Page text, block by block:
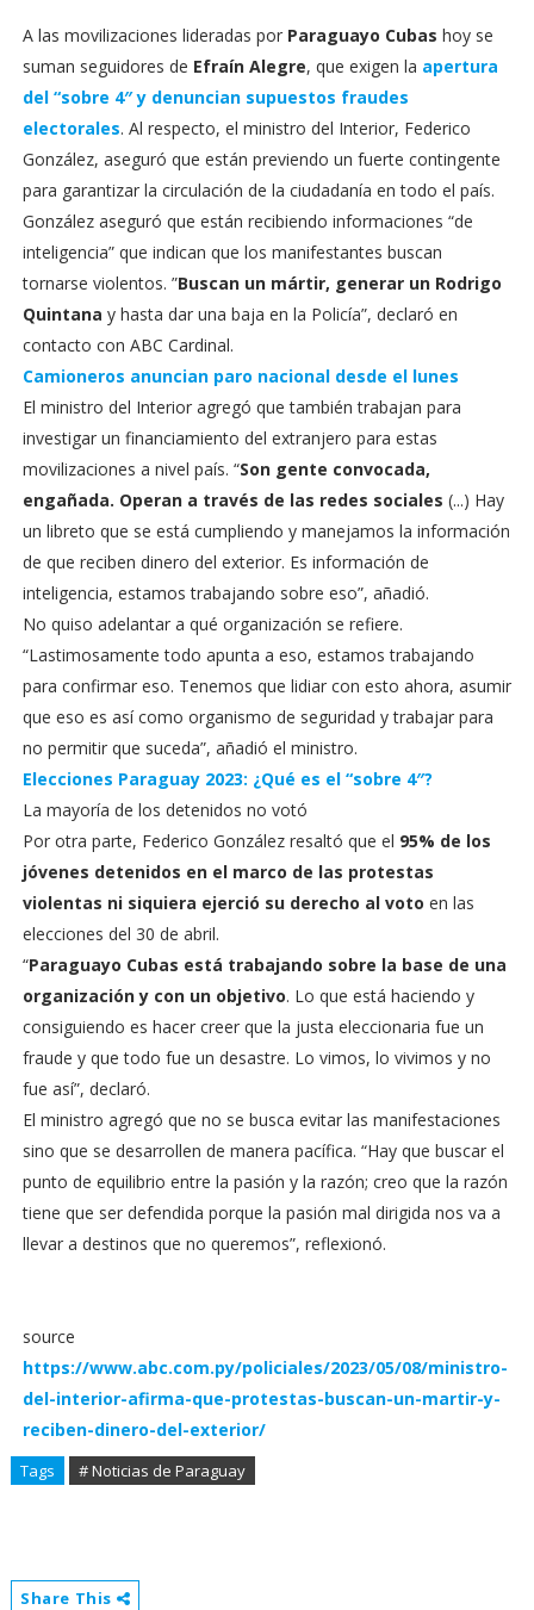
A las movilizaciones lideradas por Paraguayo Cubas hoy se
suman seguidores de Efraín Alegre, que exigen la apertura
del “sobre 4″ y denuncian supuestos fraudes
electorales. Al respecto, el ministro del Interior, Federico
González, aseguró que están previendo un fuerte contingente
para garantizar la circulación de la ciudadanía en todo el país.
González aseguró que están recibiendo informaciones “de
inteligencia” que indican que los manifestantes buscan
tornarse violentos. ”Buscan un mártir, generar un Rodrigo
Quintana y hasta dar una baja en la Policía”, declaró en
contacto con ABC Cardinal.
Camioneros anuncian paro nacional desde el lunes
El ministro del Interior agregó que también trabajan para
investigar un financiamiento del extranjero para estas
movilizaciones a nivel país. “Son gente convocada,
engañada. Operan a través de las redes sociales (...) Hay
un libreto que se está cumpliendo y manejamos la información
de que reciben dinero del exterior. Es información de
inteligencia, estamos trabajando sobre eso”, añadió.
No quiso adelantar a qué organización se refiere.
“Lastimosamente todo apunta a eso, estamos trabajando
para confirmar eso. Tenemos que lidiar con esto ahora, asumir
que eso es así como organismo de seguridad y trabajar para
no permitir que suceda”, añadió el ministro.
Elecciones Paraguay 2023: ¿Qué es el “sobre 4″?
La mayoría de los detenidos no votó
Por otra parte, Federico González resaltó que el 95% de los
jóvenes detenidos en el marco de las protestas
violentas ni siquiera ejerció su derecho al voto en las
elecciones del 30 de abril.
“Paraguayo Cubas está trabajando sobre la base de una
organización y con un objetivo. Lo que está haciendo y
consiguiendo es hacer creer que la justa eleccionaria fue un
fraude y que todo fue un desastre. Lo vimos, lo vivimos y no
fue así”, declaró.
El ministro agregó que no se busca evitar las manifestaciones
sino que se desarrollen de manera pacífica. “Hay que buscar el
punto de equilibrio entre la pasión y la razón; creo que la razón
tiene que ser defendida porque la pasión mal dirigida nos va a
llevar a destinos que no queremos”, reflexionó.
source
https://www.abc.com.py/policiales/2023/05/08/ministro-
del-interior-afirma-que-protestas-buscan-un-martir-y-
reciben-dinero-del-exterior/
Tags # Noticias de Paraguay
Share This